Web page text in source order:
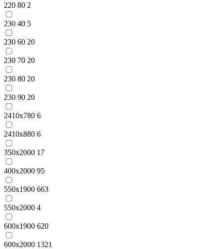
220 80 2
230 40 5
230 60 20
230 70 20
230 80 20
230 90 20
2410x780 6
2410x880 6
350x2000 17
400x2000 95
550x1900 663
550x2000 4
600x1900 620
600x2000 1321